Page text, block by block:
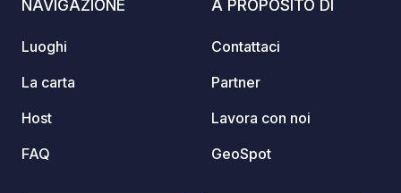
NAVIGAZIONE
Luoghi
La carta
Host
FAQ
A PROPOSITO DI
Contattaci
Partner
Lavora con noi
GeoSpot